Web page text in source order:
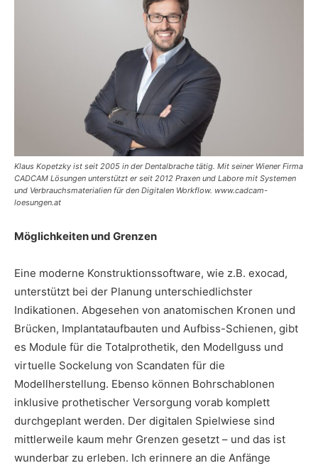
Klaus Kopetzky ist seit 2005 in der Dentalbrache tätig. Mit seiner Wiener Firma
CADCAM Lösungen unterstützt er seit 2012 Praxen und Labore mit Systemen
und Verbrauchsmaterialien für den Digitalen Workflow. www.cadcam-
loesungen.at
Möglichkeiten und Grenzen
Eine moderne Konstruktionssoftware, wie z.B. exocad,
unterstützt bei der Planung unterschiedlichster
Indikationen. Abgesehen von anatomischen Kronen und
Brücken, Implantataufbauten und Aufbiss-Schienen, gibt
es Module für die Totalprothetik, den Modellguss und
virtuelle Sockelung von Scandaten für die
Modellherstellung. Ebenso können Bohrschablonen
inklusive prothetischer Versorgung vorab komplett
durchgeplant werden. Der digitalen Spielwiese sind
mittlerweile kaum mehr Grenzen gesetzt – und das ist
wunderbar zu erleben. Ich erinnere an die Anfänge